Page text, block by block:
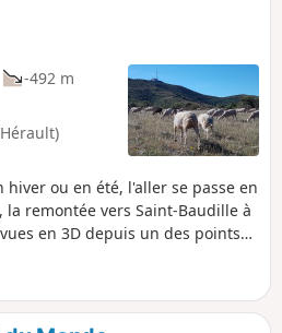
-492 m
ou en été, l'aller se passe en
remontée vers Saint-Baudille à
en 3D depuis un des points